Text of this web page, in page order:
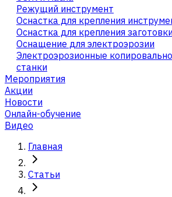
Режущий инструмент
Оснастка для крепления
Оснастка для крепления
Оснащение для электроэрозии
Электроэрозионные
станки
Мероприятия
Акции
Новости
Онлайн-обучение
Видео
Главная
Статьи